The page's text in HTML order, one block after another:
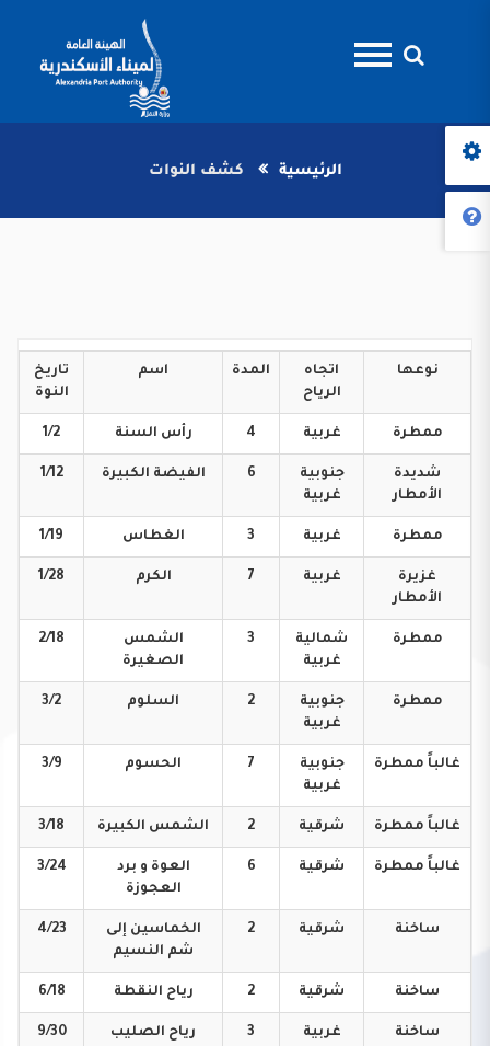
الرئيسية كشف النوات
نوعها
اتجاه
الرياح
المدة اسم
تاريخ
النوة
ممطرة غربية 4 رأس السنة 1/2
شديدة
الأمطار
جنوبية
غربية
6 الفيضة الكبيرة 1/12
ممطرة غربية 3 الغطاس 1/19
غزيرة
الأمطار
غربية 7 الكرم 1/28
ممطرة
شمالية
غربية
3
الشمس
الصغيرة
2/18
ممطرة
جنوبية
غربية
2 السلوم 3/2
غالباً ممطرة
جنوبية
غربية
7 الحسوم 3/9
غالباً ممطرة شرقية 2 الشمس الكبيرة 3/18
غالباً ممطرة شرقية 6
العوة و برد
العجوزة
3/24
ساخنة شرقية 2
الخماسين إلى
شم النسيم
4/23
ساخنة شرقية 2 رياح النقطة 6/18
ساخنة غربية 3 رياح الصليب 9/30